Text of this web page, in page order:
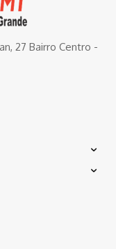
27 Bairro Centro -